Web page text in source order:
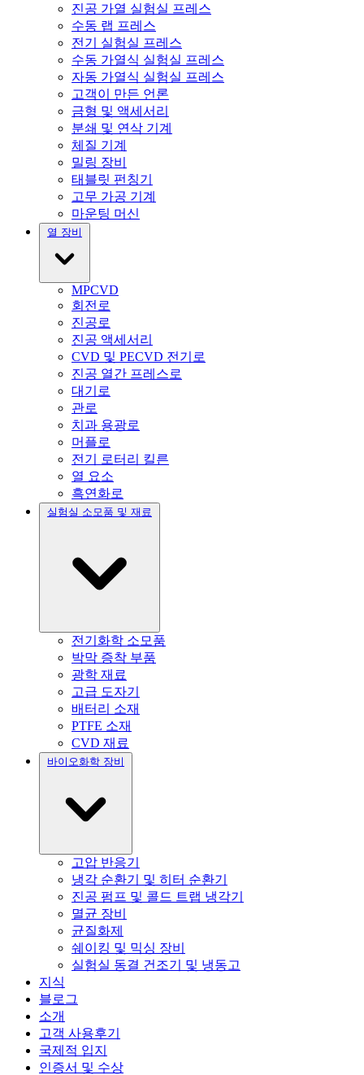
진공 가열 실험실 프레스
수동 랩 프레스
전기 실험실 프레스
수동 가열식 실험실 프레스
자동 가열식 실험실 프레스
고객이 만든 언론
금형 및 액세서리
분쇄 및 연삭 기계
체질 기계
밀링 장비
태블릿 펀칭기
고무 가공 기계
마운팅 머신
열 장비
MPCVD
회전로
진공로
진공 액세서리
CVD 및 PECVD 전기로
진공 열간 프레스로
대기로
관로
치과 용광로
머플로
전기 로터리 킬른
열 요소
흑연화로
실험실 소모품 및 재료
전기화학 소모품
박막 증착 부품
광학 재료
고급 도자기
배터리 소재
PTFE 소재
CVD 재료
바이오화학 장비
고압 반응기
냉각 순환기 및 히터 순환기
진공 펌프 및 콜드 트랩 냉각기
멸균 장비
균질화제
쉐이킹 및 믹싱 장비
실험실 동결 건조기 및 냉동고
지식
블로그
소개
고객 사용후기
국제적 입지
인증서 및 수상